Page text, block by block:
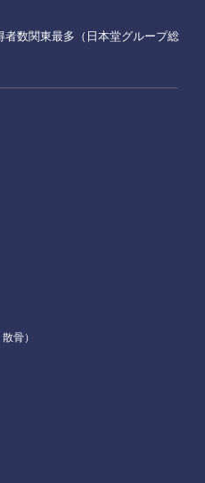
数関東最多（日本堂グループ総
骨）